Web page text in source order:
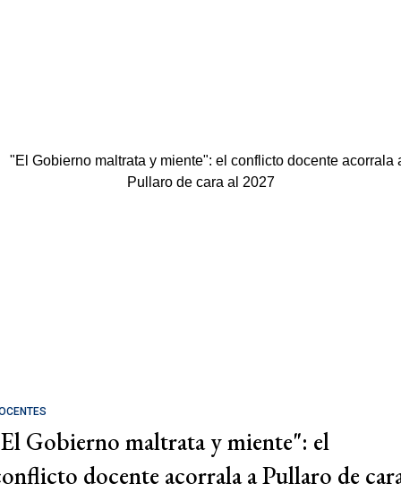
Gobierno maltrata y miente": el
docente acorrala a Pullaro de